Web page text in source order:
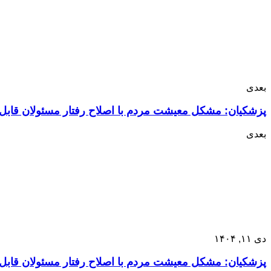
بعدی
پزشکیان: مشکل معیشت مردم با اصلاح رفتار مسئولان
بعدی
دی ۱۱, ۱۴۰۴
پزشکیان: مشکل معیشت مردم با اصلاح رفتار مسئولان